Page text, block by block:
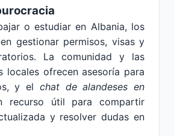
o estudiar en Albania, los
gestionar permisos, visas y
La comunidad y las
locales ofrecen asesoría para
y el chat de alandeses en
recurso útil para compartir
y resolver dudas en